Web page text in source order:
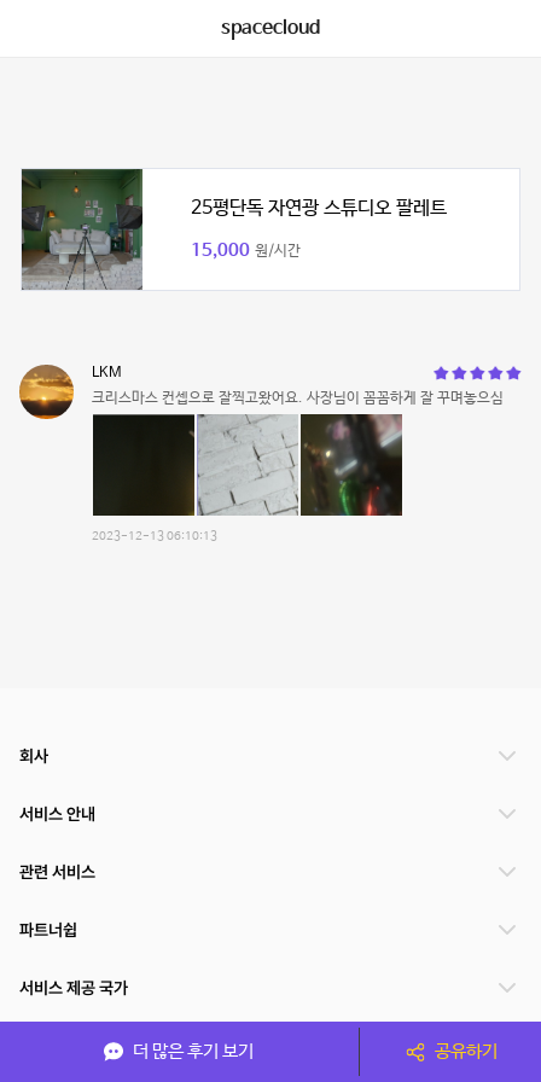
spacecloud
25평단독 자연광 스튜디오 팔레트
15,000 원/시간
LKM
크리스마스 컨셉으로 잘찍고왔어요. 사장님이 꼼꼼하게 잘 꾸며놓으심
2023-12-13 06:10:13
더 많은 후기 보기 공유하기
회사
서비스 안내
관련 서비스
파트너쉽
서비스 제공 국가